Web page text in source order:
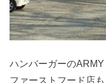
ハンバーガーの
ファーストフード店